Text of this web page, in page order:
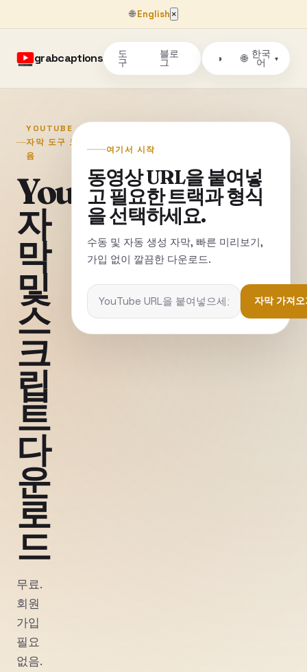
🌐English ×
grabcaptions 도
구
블로
그 ◑ 🌐 한국
어
▾
YOUTUBE
자막 도구 모
음
YouTube
자
막
및
스
크
립
트
다
운
로
드
무료.
회원
가입
필요
없음.
여기서 시작
동영상 URL을 붙여넣
고 필요한 트랙과 형식
을 선택하세요.
수동 및 자동 생성 자막, 빠른 미리보기,
가입 없이 깔끔한 다운로드.
자막 가져오